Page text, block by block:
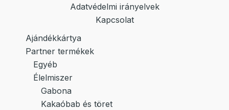
Adatvédelmi irányelvek
Kapcsolat
Ajándékkártya
Partner termékek
Egyéb
Élelmiszer
Gabona
Kakaóbab és töret